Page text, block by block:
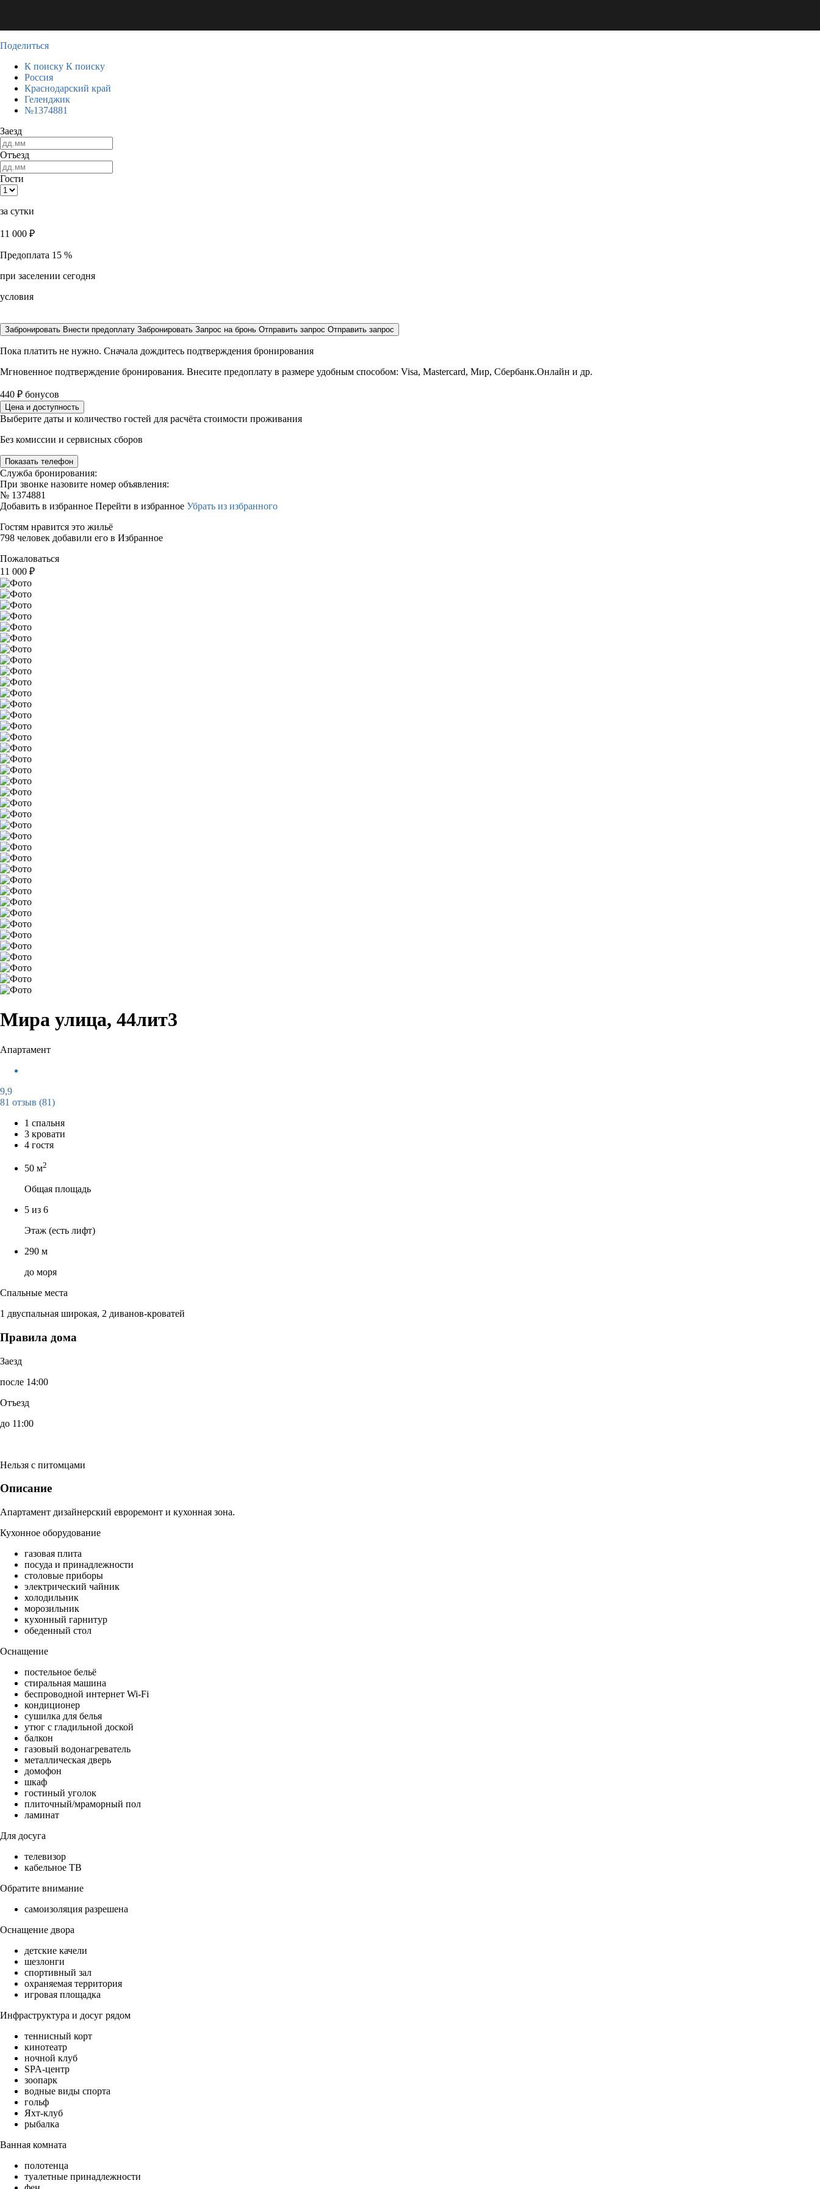
Поделиться
К поиску К поиску
Россия
Краснодарский край
Геленджик
№1374881
Заезд
Отъезд
Гости
за сутки
11 000 ₽
Предоплата 15 %
при заселении сегодня
условия
Забронировать Внести предоплату Забронировать Запрос на бронь Отправить запрос Отправить запрос
Пока платить не нужно. Сначала дождитесь подтверждения бронирования
Мгновенное подтверждение бронирования. Внесите предоплату в размере удобным способом: Visa, Mastercard, Мир, Сбербанк.Онлайн и др.
440 ₽ бонусов
Цена и доступность
Выберите даты и количество гостей для расчёта стоимости проживания
Без комиссии и сервисных сборов
Показать телефон
Служба бронирования:
При звонке назовите номер объявления:
№ 1374881
Добавить в избранное Перейти в избранное Убрать из избранного
Гостям нравится это жильё
798 человек добавили его в Избранное
Пожаловаться
11 000 ₽
Мира улица, 44лит3
Апартамент
9,9
81 отзыв (81)
1 спальня
3 кровати
4 гостя
50 м2
Общая площадь
5 из 6
Этаж (есть лифт)
290 м
до моря
Спальные места
1 двуспальная широкая, 2 диванов-кроватей
Правила дома
Заезд
после 14:00
Отъезд
до 11:00
Нельзя с питомцами
Описание
Апартамент дизайнерский евроремонт и кухонная зона.
Кухонное оборудование
газовая плита
посуда и принадлежности
столовые приборы
электрический чайник
холодильник
морозильник
кухонный гарнитур
обеденный стол
Оснащение
постельное бельё
стиральная машина
беспроводной интернет Wi-Fi
кондиционер
сушилка для белья
утюг с гладильной доской
балкон
газовый водонагреватель
металлическая дверь
домофон
шкаф
гостиный уголок
плиточный/мраморный пол
ламинат
Для досуга
телевизор
кабельное ТВ
Обратите внимание
самоизоляция разрешена
Оснащение двора
детские качели
шезлонги
спортивный зал
охраняемая территория
игровая площадка
Инфраструктура и досуг рядом
теннисный корт
кинотеатр
ночной клуб
SPA-центр
зоопарк
водные виды спорта
гольф
Яхт-клуб
рыбалка
Ванная комната
полотенца
туалетные принадлежности